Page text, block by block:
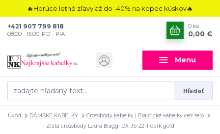
🔥Horúce letné zľavy až do -40% na kopec kúskov🔥
Menu
Hľadať
+421 907 799 818
08:00 - 15:00, PO - PIA
0 ks
0,00 €
Úvod DÁMSKE KABELKY
Crossbody kabelky | Praktické kabelky cez telo
Zlatá crossbody Laura Biaggi DX-JS-22-1-dark gold